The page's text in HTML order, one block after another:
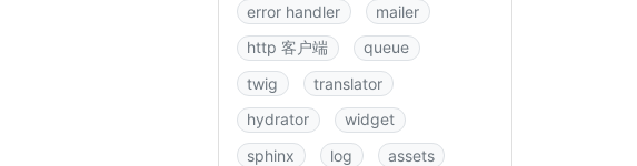
error handler
mailer
http 客户端
queue
twig
translator
hydrator
widget
sphinx
log
assets